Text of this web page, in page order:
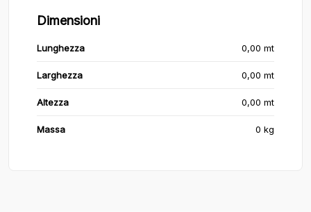
Dimensioni
Lunghezza 0,00 mt
Larghezza 0,00 mt
Altezza 0,00 mt
Massa 0 kg